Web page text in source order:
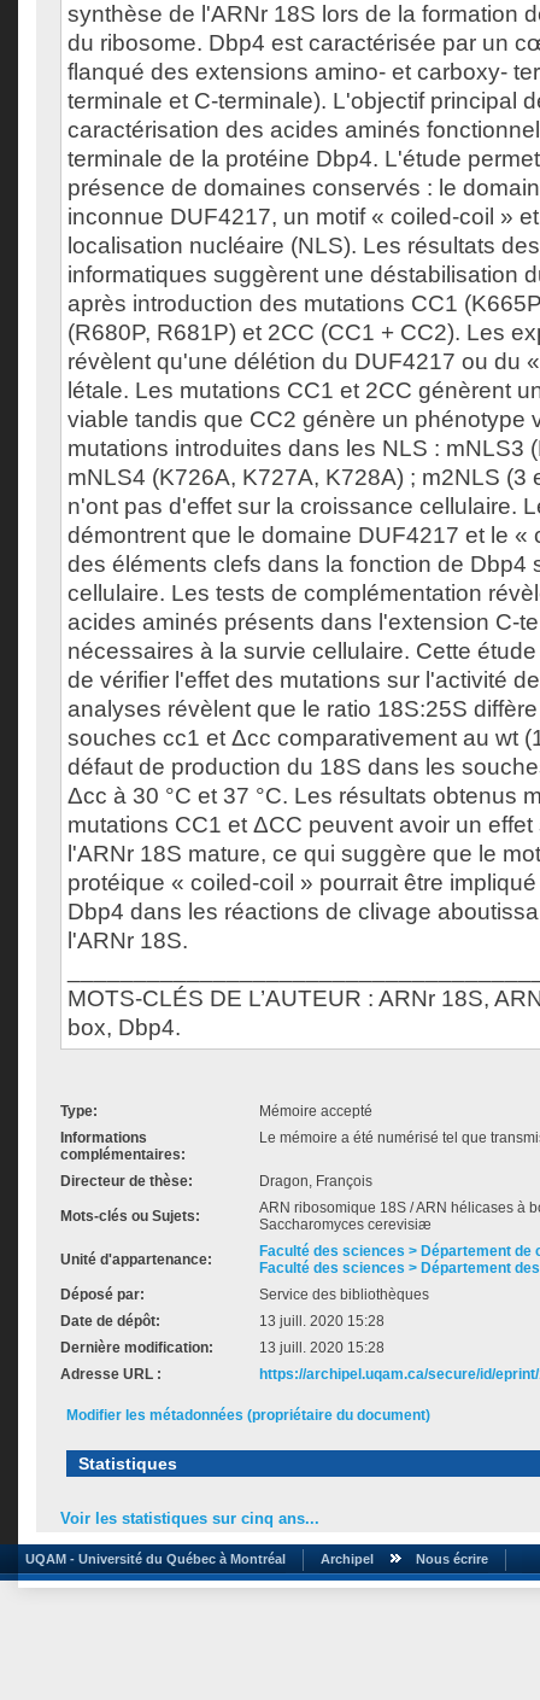
synthèse de l'ARNr 18S lors de la formation
du ribosome. Dbp4 est caractérisée par un
flanqué des extensions amino- et carboxy-
terminale et C-terminale). L'objectif principal
caractérisation des acides aminés
terminale de la protéine Dbp4. L'étude
présence de domaines conservés : le
inconnue DUF4217, un motif « coiled-coil »
localisation nucléaire (NLS). Les résultats
informatiques suggèrent une déstabilisation
après introduction des mutations CC1
(R680P, R681P) et 2CC (CC1 + CC2). Les
révèlent qu'une délétion du DUF4217 ou du
létale. Les mutations CC1 et 2CC génèrent
viable tandis que CC2 génère un phénotype
mutations introduites dans les NLS : mNLS3
mNLS4 (K726A, K727A, K728A) ; m2NLS (3
n'ont pas d'effet sur la croissance cellulaire.
démontrent que le domaine DUF4217 et le «
des éléments clefs dans la fonction de Dbp4
cellulaire. Les tests de complémentation
acides aminés présents dans l'extension C-
nécessaires à la survie cellulaire. Cette
de vérifier l'effet des mutations sur l'activité
analyses révèlent que le ratio 18S:25S
souches cc1 et Δcc comparativement au wt
défaut de production du 18S dans les
Δcc à 30 °C et 37 °C. Les résultats obtenus
mutations CC1 et ΔCC peuvent avoir un
l'ARNr 18S mature, ce qui suggère que le
protéique « coiled-coil » pourrait être
Dbp4 dans les réactions de clivage
l'ARNr 18S.
MOTS-CLÉS DE L’AUTEUR : ARNr 18S,
box, Dbp4.
Type:
Mémoire accepté
Informations
complémentaires:
Le mémoire a été numérisé tel que
Directeur de thèse: Dragon, François
Mots-clés ou Sujets:
ARN ribosomique 18S / ARN hélicases à
Saccharomyces cerevisiæ
Unité d'appartenance:
Faculté des sciences > Département de
Faculté des sciences > Département
Déposé par:
Service des bibliothèques
Date de dépôt:
13 juill. 2020 15:28
Dernière modification:
13 juill. 2020 15:28
Adresse URL :
https://archipel.uqam.ca/secure/id/
Modifier les métadonnées (propriétaire du document)
Statistiques
Voir les statistiques sur cinq ans...
UQAM - Université du Québec à Montréal Archipel Nous écrire